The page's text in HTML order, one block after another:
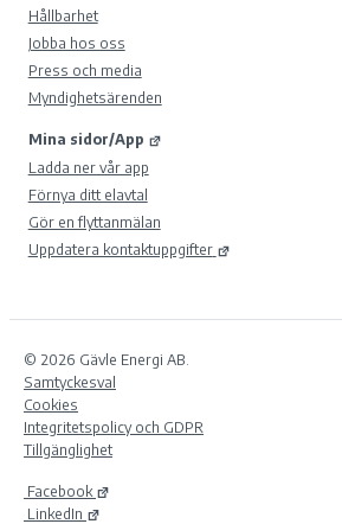
Hållbarhet
Jobba hos oss
Press och media
Myndighetsärenden
Mina sidor/App
Ladda ner vår app
Förnya ditt elavtal
Gör en flyttanmälan
Uppdatera kontaktuppgifter
© 2026 Gävle Energi AB.
Samtyckesval
Cookies
Integritetspolicy och GDPR
Tillgänglighet
Facebook
LinkedIn